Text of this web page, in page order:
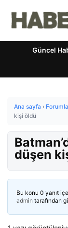
Güncel
Ana sayfa ›
kişi öldü
düşen
Bu konu 0 yanıt
admin tarafından